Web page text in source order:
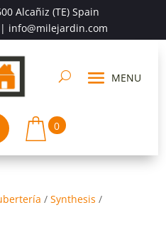
Alcañiz (TE) Spain
info@milejardin.com
0
/ Synthesis /